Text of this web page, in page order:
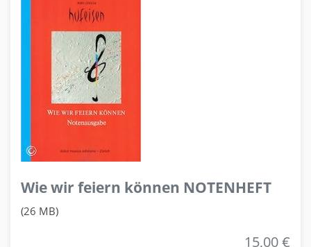
Wie wir feiern können NOTENHEFT
(26 MB)
15,00 €